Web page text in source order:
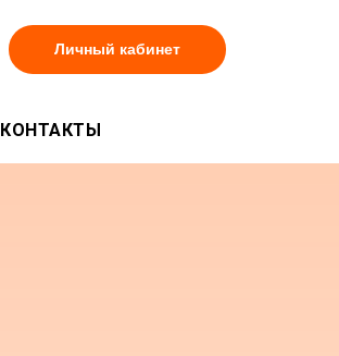
Личный кабинет
КОНТАКТЫ